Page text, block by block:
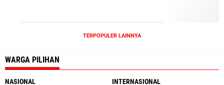
TERPOPULER LAINNYA
WARGA PILIHAN
NASIONAL INTERNASIONAL